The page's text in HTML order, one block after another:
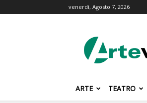
venerdì, Agosto 7, 2026
ARTE TEATRO